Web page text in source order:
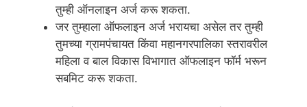
तुम्ही ऑनलाइन अर्ज करू शकता.
जर तुम्हाला ऑफलाइन अर्ज भरायचा असेल तर तुम्ही
तुमच्या ग्रामपंचायत किंवा महानगरपालिका स्तरावरील
महिला व बाल विकास विभागात ऑफलाइन फॉर्म भरून
सबमिट करू शकता.